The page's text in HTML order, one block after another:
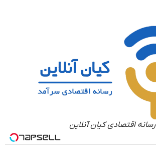
رسانه اقتصادی کیان آنلاین